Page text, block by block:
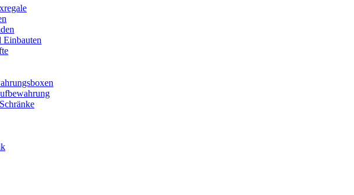
Einbauten